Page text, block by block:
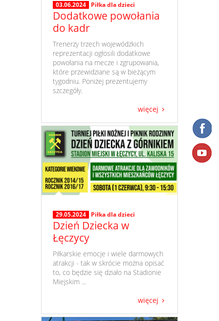
03.06.2024 Piłka dla dzieci
Dodatkowe powołania
do kadr
​ Trenerzy trzech wojewódzkich
reprezentacji ogłosili dodatkowe
powołania na mecze i zgrupowania,
które przewidziane są w bieżącym
tygodniu. Poniżej prezentujemy
szczegóły.
więcej
29.05.2024 Piłka dla dzieci
Dzień Dziecka w
Łęczycy
​ Piłkarskie emocje i wiele darmowych
atrakcji - tak w skrócie można opisać
to, co będzie się działo na Stadionie
Miejskim ...
więcej